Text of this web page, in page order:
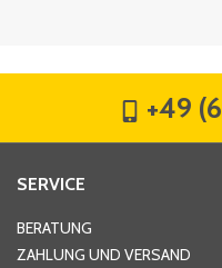
Hausnummer
+49
SERVICE
BERATUNG
ZAHLUNG UND VERSAND